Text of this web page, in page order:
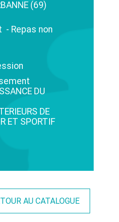
(69)
- Repas non
DU
DE
ET SPORTIF
AU CATALOGUE